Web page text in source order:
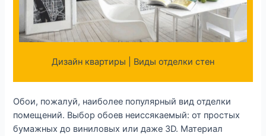
Дизайн квартиры | Виды отделки стен
Обои, пожалуй, наиболее популярный вид отделки
помещений. Выбор обоев неиссякаемый: от простых
бумажных до виниловых или даже 3D. Материал